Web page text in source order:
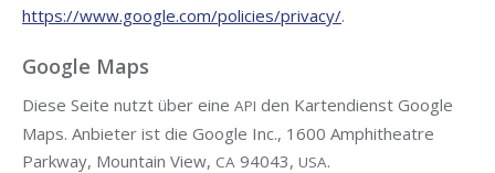
https://www.google.com/policies/privacy/.
Google Maps
Die­se Sei­te nutzt über eine API den Kar­ten­dienst Goog­le
Maps. Anbie­ter ist die Goog­le Inc., 1600 Amphi­theat­re
Park­way, Moun­tain View, CA 94043, USA.